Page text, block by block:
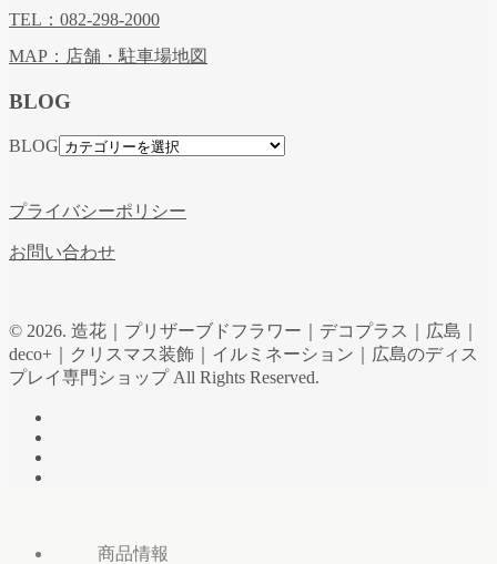
TEL：082-298-2000
MAP：店舗・駐車場地図
BLOG
BLOG
プライバシーポリシー
お問い合わせ
© 2026. 造花｜プリザーブドフラワー｜デコプラス｜広島｜
deco+｜クリスマス装飾｜イルミネーション｜広島のディス
プレイ専門ショップ All Rights Reserved.
商品情報